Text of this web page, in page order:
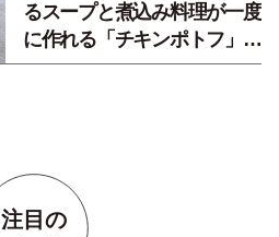
るスープと煮込み料理が一度
に作れる「チキンポトフ」の
作り方
注目の